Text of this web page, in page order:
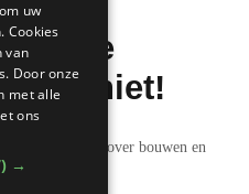
niet!
vol nuttige tips over bouwen en
uw
Cookies
van
Door onze
met alle
ons
→